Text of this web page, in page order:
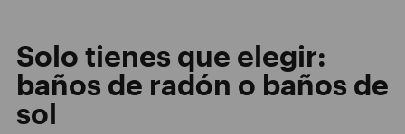
Solo tienes que elegir:
baños de radón o baños de
sol